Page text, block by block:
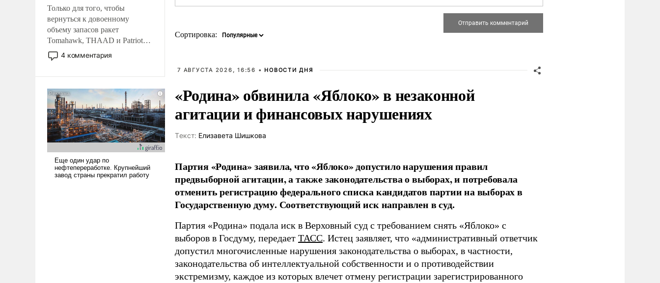
Только для того, чтобы
вернуться к довоенному
объему запасов ракет
Tomahawk, THAAD и Patriot
США потребуется более трех
лет. Даже небольшая война с
Сложившаяся ситуация
означает многолетний период
уязвимости США, например,
перед Китаем.
4 комментария
Сортировка:
7 АВГУСТА 2026, 16:56 • НОВОСТИ ДНЯ
«Родина» обвинила «Яблоко» в незаконной
агитации и финансовых нарушениях
Tекст: Елизавета Шишкова
Партия «Родина» заявила, что «Яблоко» допустило нарушения правил
предвыборной агитации, а также законодательства о выборах, и потребовала
отменить регистрацию федерального списка кандидатов партии на выборах в
Государственную думу. Соответствующий иск направлен в суд.
Партия «Родина» подала иск в Верховный суд с требованием снять «Яблоко» с
выборов в Госдуму, передает ТАСС. Истец заявляет, что «административный ответчик
допустил многочисленные нарушения законодательства о выборах, в частности,
законодательства об интеллектуальной собственности и о противодействии
экстремизму, каждое из которых влечет отмену регистрации зарегистрированного